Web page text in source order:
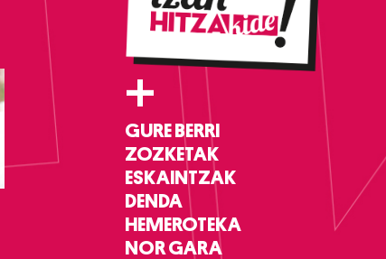
+
GURE BERRI
ZOZKETAK
ESKAINTZAK
DENDA
HEMEROTEKA
NOR GARA